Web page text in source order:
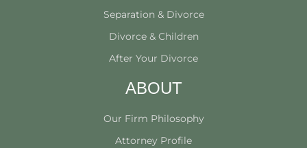
Separation & Divorce
Divorce & Children
After Your Divorce
ABOUT
Our Firm Philosophy
Attorney Profile